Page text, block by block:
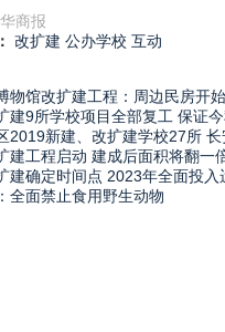
商报
改扩建 公办学校 互动
物馆改扩建工程：周边民房开
建9所学校项目全部复工 保证
2019新建、改扩建学校27所
建工程启动 建成后面积将翻一
建确定时间点 2023年全面投入
全面禁止食用野生动物